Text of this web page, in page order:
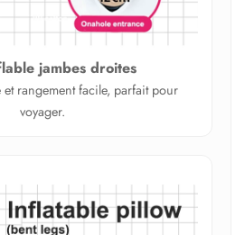
jambes droites
et rangement facile, parfait pour
voyager.